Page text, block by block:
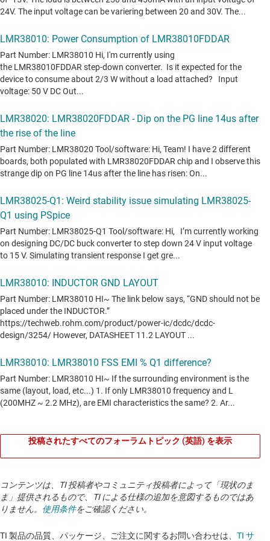
投稿されたすべてのフォーラムトピック (英語) を表示
コンテンツは、TI 投稿者やコミュニティ投稿者によって「現状のま
ま」提供されるもので、TI による仕様の追加を意図するものではあ
りません。 使用条件をご確認ください。
TI 製品の品質、パッケージ、ご注文に関するお問い合わせは、 TI サ